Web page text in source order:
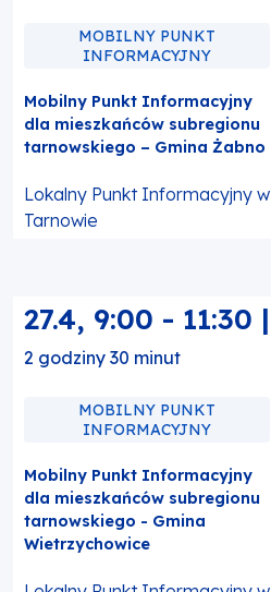
MOBILNY PUNKT
INFORMACYJNY
Mobilny Punkt Informacyjny
dla mieszkańców subregionu
tarnowskiego – Gmina Żabno
Lokalny Punkt Informacyjny w
Tarnowie
27.4, 9:00 - 11:30 |
2 godziny 30 minut
MOBILNY PUNKT
INFORMACYJNY
Mobilny Punkt Informacyjny
dla mieszkańców subregionu
tarnowskiego - Gmina
Wietrzychowice